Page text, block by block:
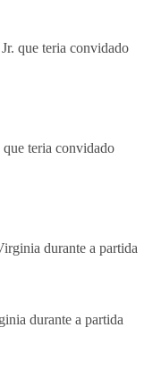
teria convidado
durante a partida